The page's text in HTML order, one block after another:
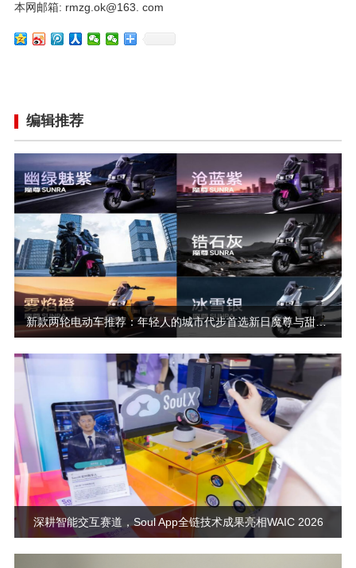
本网邮箱: rmzg.ok@163. com
编辑推荐
新款两轮电动车推荐：年轻人的城市代步首选新日魔尊与甜心2026
深耕智能交互赛道，Soul App全链技术成果亮相WAIC 2026